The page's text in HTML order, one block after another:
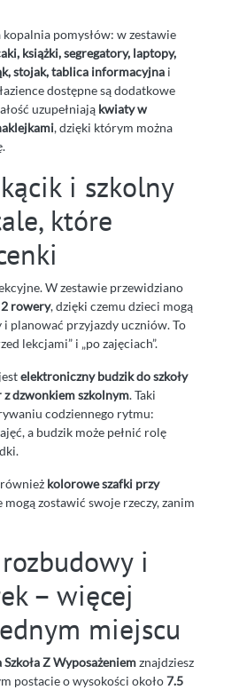
pomysłów: w zestawie
książki, segregatory, laptopy,
stojak, tablica informacyjna i
dostępne są dodatkowe
uzupełniają kwiaty w
, dzięki którym można
i szkolny
które
W zestawie przewidziano
2 rowery, dzięki czemu dzieci mogą
i planować przyjazdy uczniów. To
lekcjami” i „po zajęciach”.
elektroniczny budzik do szkoły
dzwonkiem szkolnym. Taki
codziennego rytmu:
a budzik może pełnić rolę
kolorowe szafki przy
mogą zostawić swoje rzeczy, zanim
i
– więcej
miejscu
Z Wyposażeniemznajdziesz
postacie o wysokości około7.5